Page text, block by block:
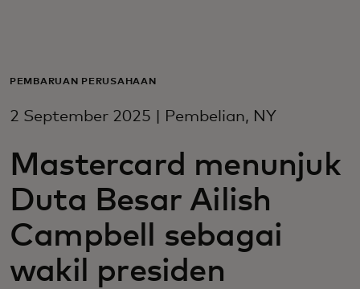
Untuk bisnis
Untuk inovator
Berita dan tren
PEMBARUAN PERUSAHAAN
2 September 2025 | Pembelian, NY
Mastercard menunjuk
Duta Besar Ailish
Campbell sebagai
wakil presiden